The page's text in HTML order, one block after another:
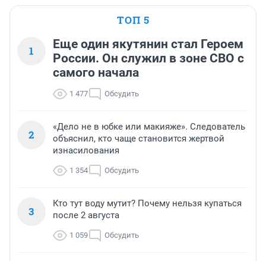
ТОП 5
1
Еще один якутянин стал Героем
России. Он служил в зоне СВО с
самого начала
1 477 Обсудить
2
«Дело не в юбке или макияже». Следователь
объяснил, кто чаще становится жертвой
изнасилования
1 354 Обсудить
3
Кто тут воду мутит? Почему нельзя купаться
после 2 августа
1 059 Обсудить